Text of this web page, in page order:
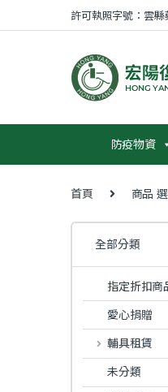
Skip to navigation
Skip to content許可執照字號：雲
防疫物資
首頁 商品
全部分類
指定折扣商
愛心捐贈
輔具租賃
未分類